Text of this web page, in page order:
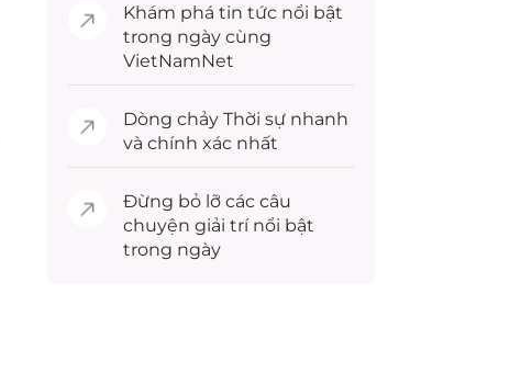
Khám phá tin tức nổi bật
trong ngày cùng
VietNamNet
Dòng chảy Thời sự nhanh
và chính xác nhất
Đừng bỏ lỡ các câu
chuyện giải trínổi bật
trong ngày